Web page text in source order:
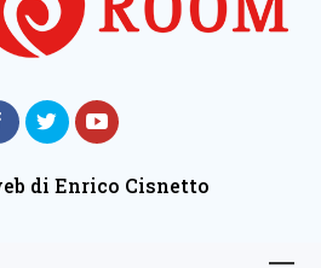
di Enrico Cisnetto